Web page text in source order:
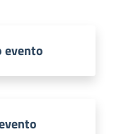
evento